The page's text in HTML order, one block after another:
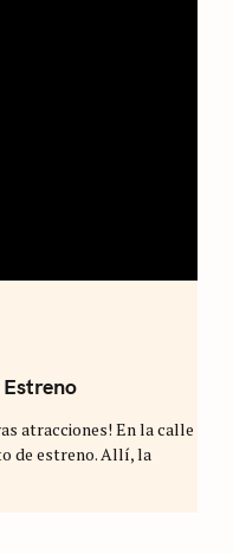
atracciones! En la calle
de estreno. Allí, la